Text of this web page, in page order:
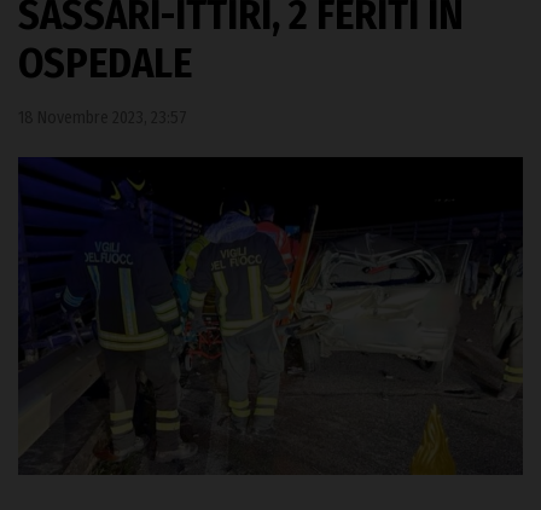
SASSARI-ITTIRI, 2 FERITI IN
OSPEDALE